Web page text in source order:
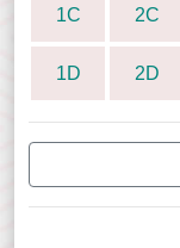
1C 2C
1D 2D